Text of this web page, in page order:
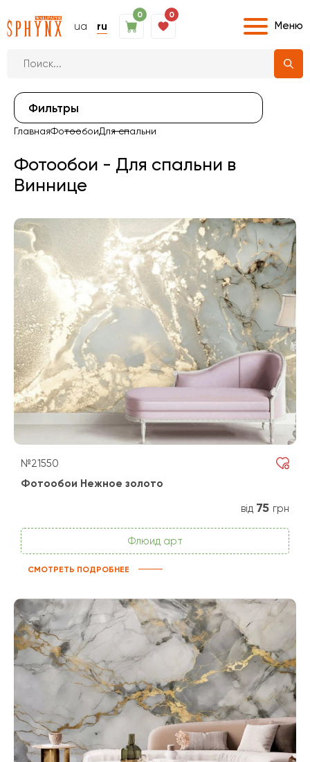
ua ru
0 0
Меню
Фильтры
ГлавнаяФотообоиДля спальни
Фотообои - Для спальни в
Виннице
№21550
Фотообои Нежное золото
від 75 грн
Флюид арт
СМОТРЕТЬ ПОДРОБНЕЕ